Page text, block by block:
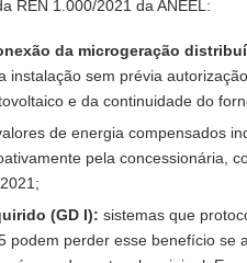
REN 1.000/2021 da ANEEL:
da microgeração
instalação sem prévia
e da continuidade do
de energia compensados
pela concessionária,
(GD I): sistemas que
podem perder esse benefício se